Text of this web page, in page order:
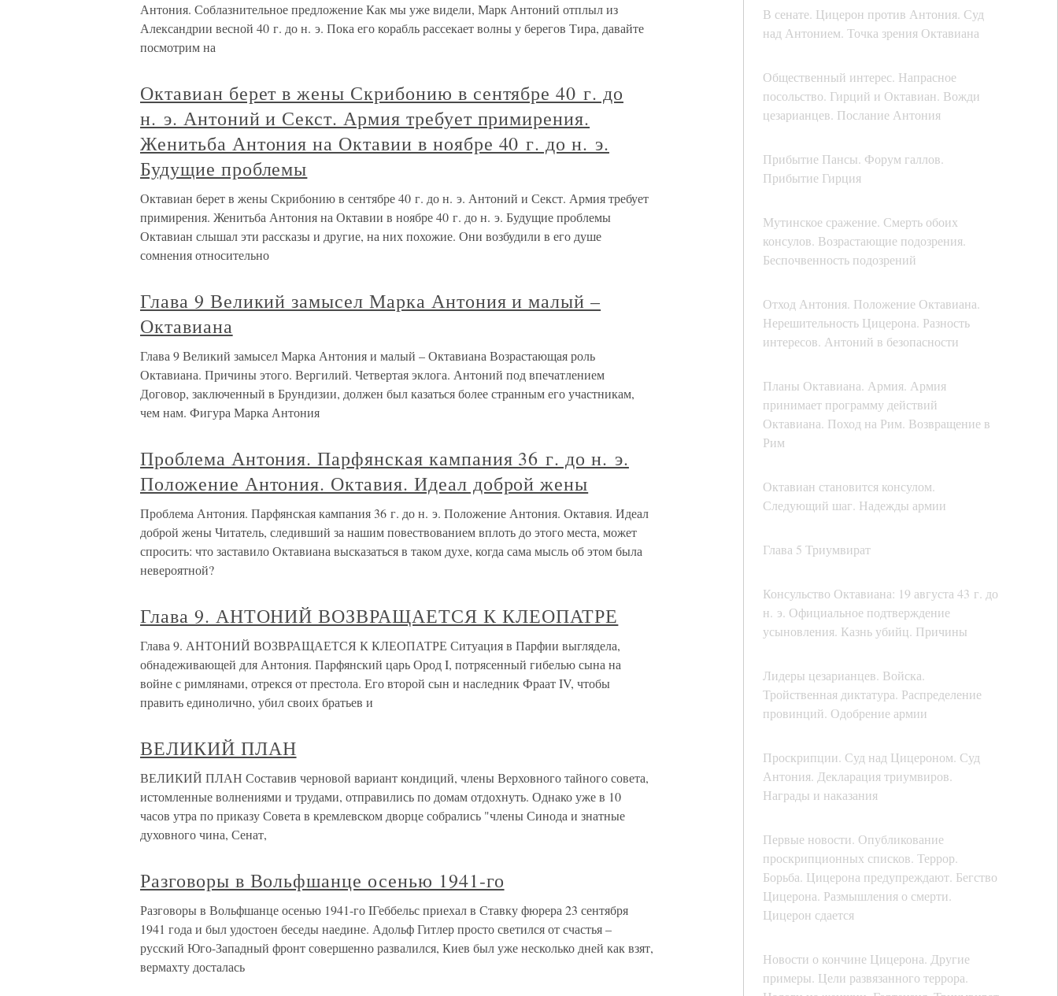
В сенате. Цицерон против Антония. Суд
над Антонием. Точка зрения Октавиана
Общественный интерес. Напрасное
посольство. Гирций и Октавиан. Вожди
цезарианцев. Послание Антония
Прибытие Пансы. Форум галлов.
Прибытие Гирция
Мутинское сражение. Смерть обоих
консулов. Возрастающие подозрения.
Беспочвенность подозрений
Отход Антония. Положение Октавиана.
Нерешительность Цицерона. Разность
интересов. Антоний в безопасности
Планы Октавиана. Армия. Армия
принимает программу действий
Октавиана. Поход на Рим. Возвращение в
Рим
Октавиан становится консулом.
Следующий шаг. Надежды армии
Глава 5 Триумвират
Консульство Октавиана: 19 августа 43 г. до
н. э. Официальное подтверждение
усыновления. Казнь убийц. Причины
Лидеры цезарианцев. Войска.
Тройственная диктатура. Распределение
провинций. Одобрение армии
Проскрипции. Суд над Цицероном. Суд
Антония. Декларация триумвиров.
Награды и наказания
Первые новости. Опубликование
проскрипционных списков. Террор.
Борьба. Цицерона предупреждают. Бегство
Цицерона. Размышления о смерти.
Цицерон сдается
Новости о кончине Цицерона. Другие
примеры. Цели развязанного террора.
Антония. Соблазнительное предложение Как мы уже видели, Марк Антоний отплыл из
Александрии весной 40 г. до н. э. Пока его корабль рассекает волны у берегов Тира, давайте
посмотрим на
Октавиан берет в жены Скрибонию в сентябре 40 г. до
н. э. Антоний и Секст. Армия требует примирения.
Женитьба Антония на Октавии в ноябре 40 г. до н. э.
Будущие проблемы
Октавиан берет в жены Скрибонию в сентябре 40 г. до н. э. Антоний и Секст. Армия требует
примирения. Женитьба Антония на Октавии в ноябре 40 г. до н. э. Будущие проблемы
Октавиан слышал эти рассказы и другие, на них похожие. Они возбудили в его душе
сомнения относительно
Глава 9 Великий замысел Марка Антония и малый –
Октавиана
Глава 9 Великий замысел Марка Антония и малый – Октавиана Возрастающая роль
Октавиана. Причины этого. Вергилий. Четвертая эклога. Антоний под впечатлением
Договор, заключенный в Брундизии, должен был казаться более странным его участникам,
чем нам. Фигура Марка Антония
Проблема Антония. Парфянская кампания 36 г. до н. э.
Положение Антония. Октавия. Идеал доброй жены
Проблема Антония. Парфянская кампания 36 г. до н. э. Положение Антония. Октавия. Идеал
доброй жены Читатель, следивший за нашим повествованием вплоть до этого места, может
спросить: что заставило Октавиана высказаться в таком духе, когда сама мысль об этом была
невероятной?
Глава 9. АНТОНИЙ ВОЗВРАЩАЕТСЯ К КЛЕОПАТРЕ
Глава 9. АНТОНИЙ ВОЗВРАЩАЕТСЯ К КЛЕОПАТРЕ Ситуация в Парфии выглядела,
обнадеживающей для Антония. Парфянский царь Ород I, потрясенный гибелью сына на
войне с римлянами, отрекся от престола. Его второй сын и наследник Фраат IV, чтобы
править единолично, убил своих братьев и
ВЕЛИКИЙ ПЛАН
ВЕЛИКИЙ ПЛАН Составив черновой вариант кондиций, члены Верховного тайного совета,
истомленные волнениями и трудами, отправились по домам отдохнуть. Однако уже в 10
часов утра по приказу Совета в кремлевском дворце собрались "члены Синода и знатные
духовного чина, Сенат,
Разговоры в Вольфшанце осенью 1941-го
Разговоры в Вольфшанце осенью 1941-го IГеббельс приехал в Ставку фюрера 23 сентября
1941 года и был удостоен беседы наедине. Адольф Гитлер просто светился от счастья –
русский Юго-Западный фронт совершенно развалился, Киев был уже несколько дней как взят,
вермахту досталась